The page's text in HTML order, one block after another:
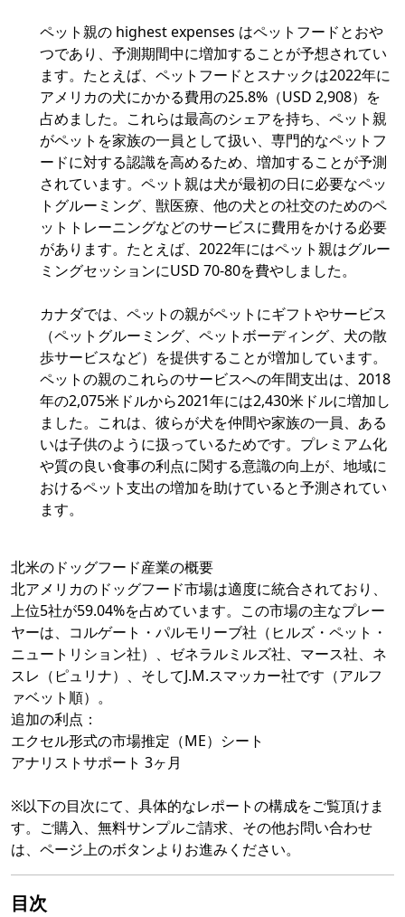
ペット親の highest expenses はペットフードとおや
つであり、予測期間中に増加することが予想されてい
ます。たとえば、ペットフードとスナックは2022年に
アメリカの犬にかかる費用の25.8%（USD 2,908）を
占めました。これらは最高のシェアを持ち、ペット親
がペットを家族の一員として扱い、専門的なペットフ
ードに対する認識を高めるため、増加することが予測
されています。ペット親は犬が最初の日に必要なペッ
トグルーミング、獣医療、他の犬との社交のためのペ
ットトレーニングなどのサービスに費用をかける必要
があります。たとえば、2022年にはペット親はグルー
ミングセッションにUSD 70-80を費やしました。
カナダでは、ペットの親がペットにギフトやサービス
（ペットグルーミング、ペットボーディング、犬の散
歩サービスなど）を提供することが増加しています。
ペットの親のこれらのサービスへの年間支出は、2018
年の2,075米ドルから2021年には2,430米ドルに増加し
ました。これは、彼らが犬を仲間や家族の一員、ある
いは子供のように扱っているためです。プレミアム化
や質の良い食事の利点に関する意識の向上が、地域に
おけるペット支出の増加を助けていると予測されてい
ます。
北米のドッグフード産業の概要
北アメリカのドッグフード市場は適度に統合されており、
上位5社が59.04%を占めています。この市場の主なプレー
ヤーは、コルゲート・パルモリーブ社（ヒルズ・ペット・
ニュートリション社）、ゼネラルミルズ社、マース社、ネ
スレ（ピュリナ）、そしてJ.M.スマッカー社です（アルフ
ァベット順）。
追加の利点：
エクセル形式の市場推定（ME）シート
アナリストサポート 3ヶ月
※以下の目次にて、具体的なレポートの構成をご覧頂けま
す。ご購入、無料サンプルご請求、その他お問い合わせ
は、ページ上のボタンよりお進みください。
目次